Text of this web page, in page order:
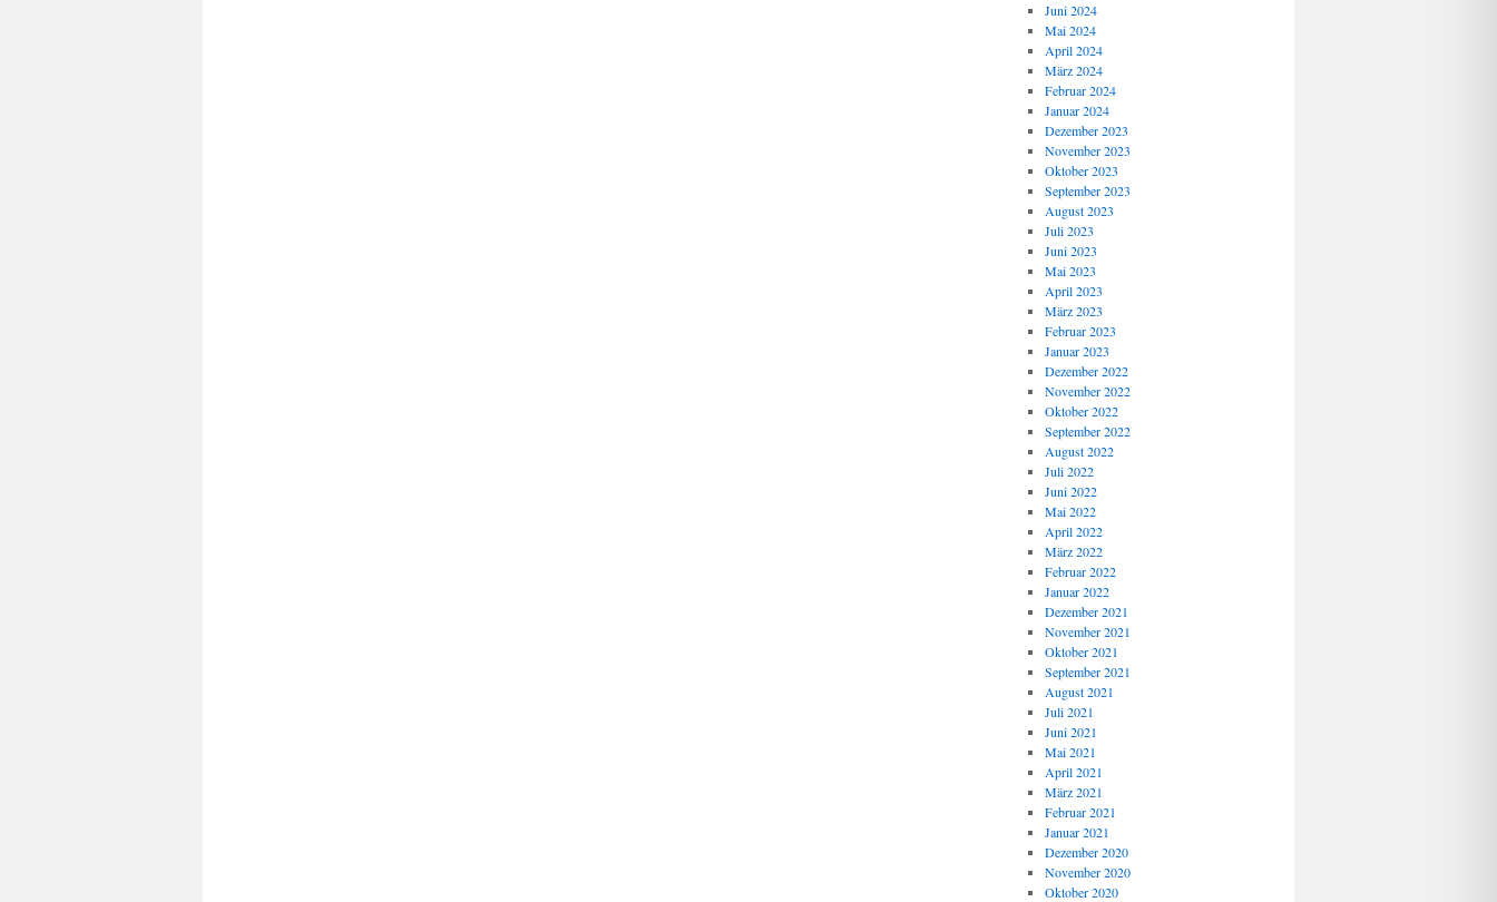
Juni 2024
Mai 2024
April 2024
März 2024
Februar 2024
Januar 2024
Dezember 2023
November 2023
Oktober 2023
September 2023
August 2023
Juli 2023
Juni 2023
Mai 2023
April 2023
März 2023
Februar 2023
Januar 2023
Dezember 2022
November 2022
Oktober 2022
September 2022
August 2022
Juli 2022
Juni 2022
Mai 2022
April 2022
März 2022
Februar 2022
Januar 2022
Dezember 2021
November 2021
Oktober 2021
September 2021
August 2021
Juli 2021
Juni 2021
Mai 2021
April 2021
März 2021
Februar 2021
Januar 2021
Dezember 2020
November 2020
Oktober 2020